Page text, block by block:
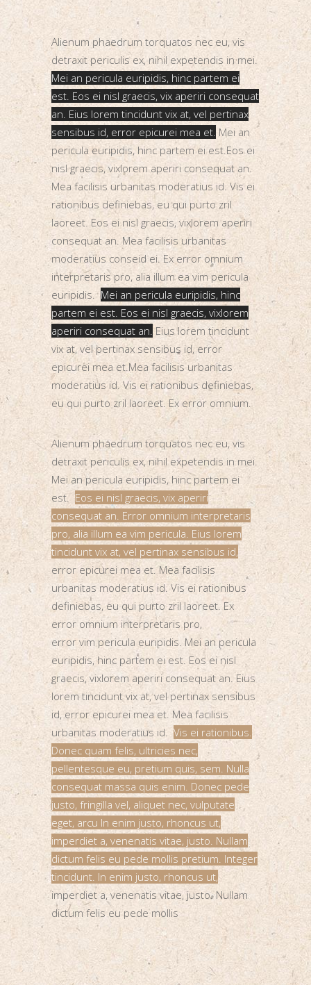
Alienum phaedrum torquatos nec eu, vis
detraxit periculis ex, nihil expetendis in mei.
Mei an pericula euripidis, hinc partem ei
est. Eos ei nisl graecis, vix aperiri consequat
an. Eius lorem tincidunt vix at, vel pertinax
sensibus id, error epicurei mea et. Mei an
pericula euripidis, hinc partem ei est.Eos ei
nisl graecis, vixlorem aperiri consequat an.
Mea facilisis urbanitas moderatius id. Vis ei
rationibus definiebas, eu qui purto zril
laoreet. Eos ei nisl graecis, vixlorem aperiri
consequat an. Mea facilisis urbanitas
moderatius conseid ei. Ex error omnium
interpretaris pro, alia illum ea vim pericula
euripidis.Mei an pericula euripidis, hinc
partem ei est. Eos ei nisl graecis, vixlorem
aperiri consequat an. Eius lorem tincidunt
vix at, vel pertinax sensibus id, error
epicurei mea et.Mea facilisis urbanitas
moderatius id. Vis ei rationibus definiebas,
eu qui purto zril laoreet. Ex error omnium.
Alienum phaedrum torquatos nec eu, vis
detraxit periculis ex, nihil expetendis in mei.
Mei an pericula euripidis, hinc partem ei
est. Eos ei nisl graecis, vix aperiri
consequat an. Error omnium interpretaris
pro, alia illum ea vim pericula. Eius lorem
tincidunt vix at, vel pertinax sensibus id,
error epicurei mea et. Mea facilisis
urbanitas moderatius id. Vis ei rationibus
definiebas, eu qui purto zril laoreet. Ex
error omnium interpretaris pro,
error vim pericula euripidis. Mei an pericula
euripidis, hinc partem ei est. Eos ei nisl
graecis, vixlorem aperiri consequat an. Eius
lorem tincidunt vix at, vel pertinax sensibus
id, error epicurei mea et. Mea facilisis
urbanitas moderatius id. Vis ei rationibus.
Donec quam felis, ultricies nec,
pellentesque eu, pretium quis, sem. Nulla
consequat massa quis enim. Donec pede
justo, fringilla vel, aliquet nec, vulputate
eget, arcu In enim justo, rhoncus ut,
imperdiet a, venenatis vitae, justo. Nullam
dictum felis eu pede mollis pretium. Integer
tincidunt. In enim justo, rhoncus ut,
imperdiet a, venenatis vitae, justo. Nullam
dictum felis eu pede mollis